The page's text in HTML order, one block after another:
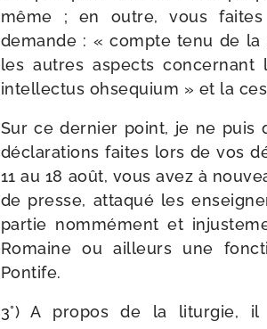
même ; en outre, vous
demande : « compte tenu de
les autres aspects
intel­lec­tus ohse­quium » et la
Sur ce der­nier point, je ne puis
décla­ra­tions faites lors de vos
11 au 18 août, vous avez à
de presse, atta­qué les
par­tie nom­mé­ment et
Romaine ou ailleurs une
Pontife.
3°) A pro­pos de la litur­gie,